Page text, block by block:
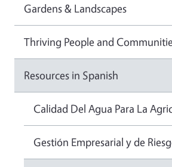
Gardens & Landscapes
Thriving People and
Resources in Spanish
Calidad Del Agua Para La
Gestión Empresarial y de